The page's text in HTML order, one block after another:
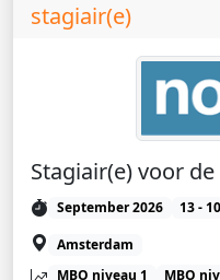
stagiair(e)
Stagiair(e) voor
September 2026 13 -
Amsterdam
MBO niveau 1
MBO